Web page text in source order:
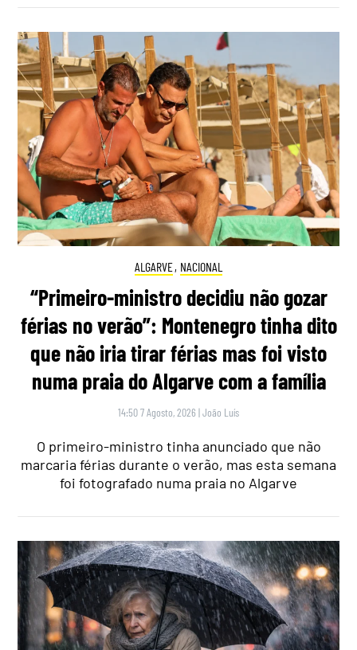
ALGARVE, NACIONAL
“Primeiro-ministro decidiu não gozar
férias no verão”: Montenegro tinha dito
que não iria tirar férias mas foi visto
numa praia do Algarve com a família
14:50 7 Agosto, 2026 |João Luís
O primeiro-ministro tinha anunciado que não
marcaria férias durante o verão, mas esta semana
foi fotografado numa praia no Algarve